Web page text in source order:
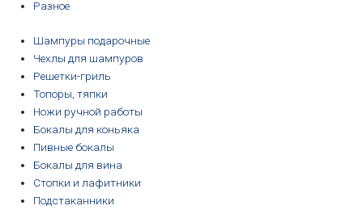
Разное
Шампуры подарочные
Чехлы для шампуров
Решетки-гриль
Топоры, тяпки
Ножи ручной работы
Бокалы для коньяка
Пивные бокалы
Бокалы для вина
Стопки и лафитники
Подстаканники